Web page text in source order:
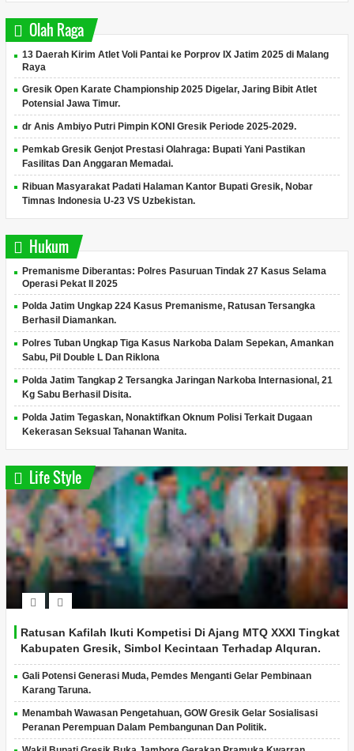
Olah Raga
13 Daerah Kirim Atlet Voli Pantai ke Porprov IX Jatim 2025 di Malang
Raya
Gresik Open Karate Championship 2025 Digelar, Jaring Bibit Atlet
Potensial Jawa Timur.
dr Anis Ambiyo Putri Pimpin KONI Gresik Periode 2025-2029.
Pemkab Gresik Genjot Prestasi Olahraga: Bupati Yani Pastikan
Fasilitas Dan Anggaran Memadai.
Ribuan Masyarakat Padati Halaman Kantor Bupati Gresik, Nobar
Timnas Indonesia U-23 VS Uzbekistan.
Hukum
Premanisme Diberantas: Polres Pasuruan Tindak 27 Kasus Selama
Operasi Pekat II 2025
Polda Jatim Ungkap 224 Kasus Premanisme, Ratusan Tersangka
Berhasil Diamankan.
Polres Tuban Ungkap Tiga Kasus Narkoba Dalam Sepekan, Amankan
Sabu, Pil Double L Dan Riklona
Polda Jatim Tangkap 2 Tersangka Jaringan Narkoba Internasional, 21
Kg Sabu Berhasil Disita.
Polda Jatim Tegaskan, Nonaktifkan Oknum Polisi Terkait Dugaan
Kekerasan Seksual Tahanan Wanita.
Life Style
Ratusan Kafilah Ikuti Kompetisi Di Ajang MTQ XXXI Tingkat
Kabupaten Gresik, Simbol Kecintaan Terhadap Alquran.
Gali Potensi Generasi Muda, Pemdes Menganti Gelar Pembinaan
Karang Taruna.
Menambah Wawasan Pengetahuan, GOW Gresik Gelar Sosialisasi
Peranan Perempuan Dalam Pembangunan Dan Politik.